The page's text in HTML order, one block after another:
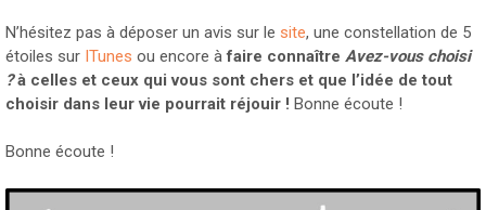
N’hésitez pas à déposer un avis sur le site, une constellation de 5
étoiles sur ITunes ou encore àfaire connaître Avez-vous choisi
?à celles et ceux qui vous sont chers et que l’idée de tout
choisir dans leur vie pourrait réjouir ! Bonne écoute !
Bonne écoute !